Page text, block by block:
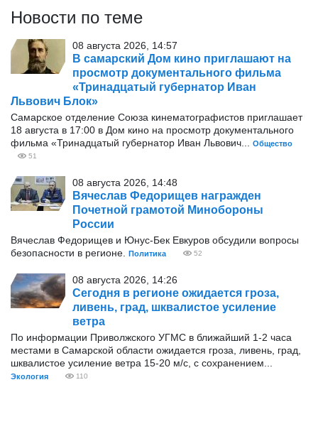
Новости по теме
08 августа 2026, 14:57
В самарский Дом кино приглашают на
просмотр документального фильма
«Тринадцатый губернатор Иван
Львович Блок»
Самарское отделение Союза кинематографистов приглашает
18 августа в 17:00 в Дом кино на просмотр документального
фильма «Тринадцатый губернатор Иван Львович...
Общество
51
08 августа 2026, 14:48
Вячеслав Федорищев награжден
Почетной грамотой Минобороны
России
Вячеслав Федорищев и Юнус-Бек Евкуров обсудили вопросы
безопасности в регионе.
Политика 52
08 августа 2026, 14:26
Сегодня в регионе ожидается гроза,
ливень, град, шквалистое усиление
ветра
По информации Приволжского УГМС в ближайший 1-2 часа
местами в Самарской области ожидается гроза, ливень, град,
шквалистое усиление ветра 15-20 м/с, с сохранением...
Экология 110